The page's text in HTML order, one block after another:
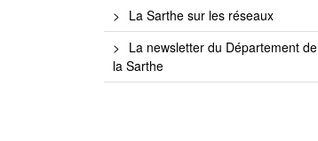
La Sarthe sur les réseaux
La newsletter du Département de
la Sarthe